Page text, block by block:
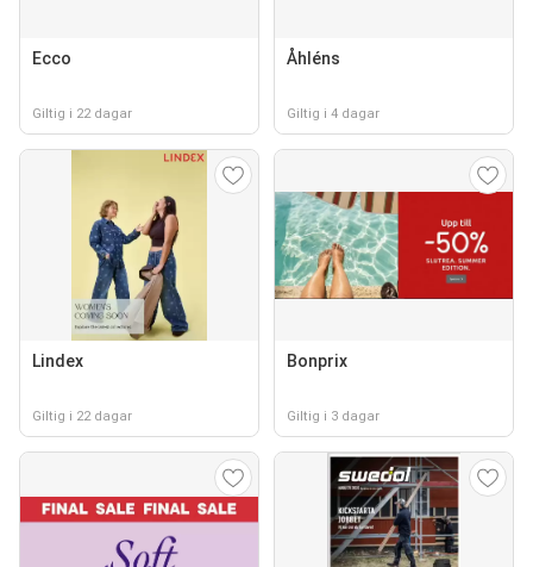
Ecco
Giltig i 22 dagar
Åhléns
Giltig i 4 dagar
Lindex
Giltig i 22 dagar
Bonprix
Giltig i 3 dagar